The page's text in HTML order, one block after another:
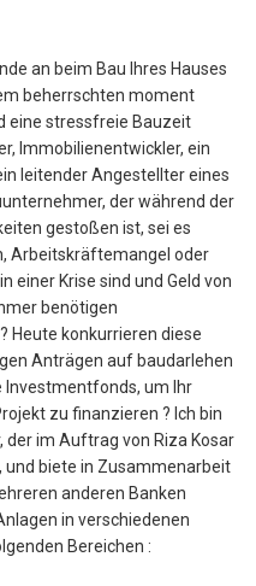
an beim Bau Ihres Hauses
beherrschten moment
eine stressfreie Bauzeit
Immobilienentwickler, ein
leitender Angestellter eines
der während der
gestoßen ist, sei es
Arbeitskräftemangel oder
einer Krise sind und Geld von
benötigen
Heute konkurrieren diese
Anträgen auf baudarlehen
Investmentfonds, um Ihr
zu finanzieren ? Ich bin
der im Auftrag von Riza Kosar
und biete in Zusammenarbeit
anderen Banken
in verschiedenen
Bereichen :